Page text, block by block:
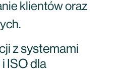
klientów oraz
z systemami
ISO dla